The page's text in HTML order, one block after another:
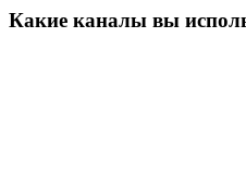
Какие каналы вы